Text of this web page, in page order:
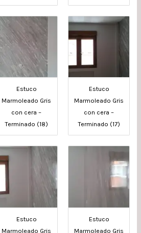
Estuco
Marmoleado Gris
con cera –
Terminado (18)
Estuco
Marmoleado Gris
con cera –
Terminado (17)
Estuco
Marmoleado Gris
Estuco
Marmoleado Gris